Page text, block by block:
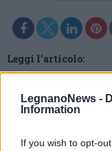
LegnanoNews -
Information
If you wish to opt-
Leggi l'articolo:
Legnano: